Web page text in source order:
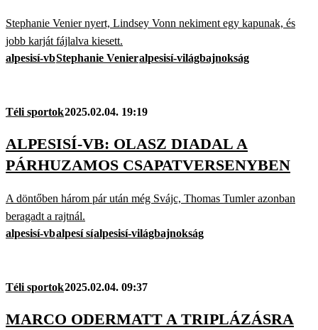
Stephanie Venier nyert, Lindsey Vonn nekiment egy kapunak, és
jobb karját fájlalva kiesett.
alpesisí-vbStephanie Venieralpesisí-világbajnokság
Téli sportok2025.02.04. 19:19
ALPESISÍ-VB: OLASZ DIADAL A
PÁRHUZAMOS CSAPATVERSENYBEN
A döntőben három pár után még Svájc, Thomas Tumler azonban
beragadt a rajtnál.
alpesisí-vbalpesí síalpesisí-világbajnokság
Téli sportok2025.02.04. 09:37
MARCO ODERMATT A TRIPLÁZÁSRA